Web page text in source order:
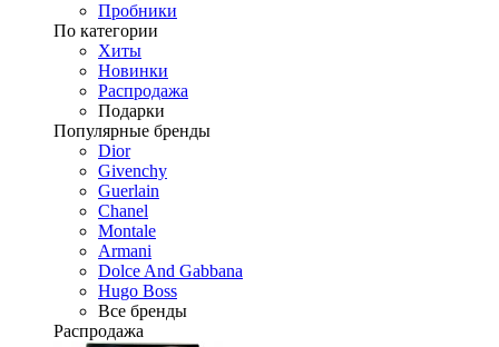
Пробники
По категории
Хиты
Новинки
Распродажа
Подарки
Популярные бренды
Dior
Givenchy
Guerlain
Chanel
Montale
Armani
Dolce And Gabbana
Hugo Boss
Все бренды
Распродажа